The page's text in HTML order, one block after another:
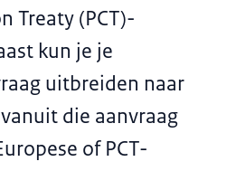
Treaty (PCT)-
kun je je
uitbreiden naar
die aanvraag
of PCT-